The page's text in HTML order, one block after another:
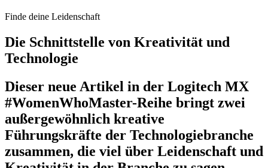
Finde deine Leidenschaft
Die Schnittstelle von Kreativität und
Technologie
Dieser neue Artikel in der Logitech MX
#WomenWhoMaster-Reihe bringt zwei
außergewöhnlich kreative
Führungskräfte der Technologiebranche
zusammen, die viel über Leidenschaft und